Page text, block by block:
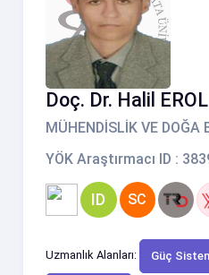
Doç. Dr. Halil EROL
MÜHENDİSLİK VE DOĞA
YÖK Araştırmacı ID :
ID SC
Uzmanlık Alanları: Güç